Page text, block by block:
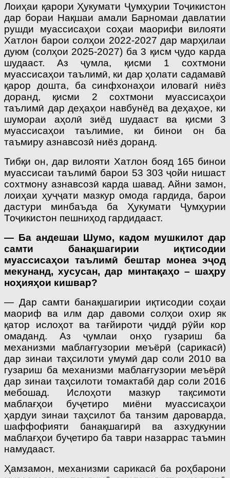
Лоиҳаи қарори Ҳукумати Ҷумҳурии Тоҷикистон
дар бораи Нақшаи амали Барномаи давлатии
рушди муассисаҳои соҳаи маорифи вилояти
Хатлон барои солҳои 2022-2027 дар марҳилаи
дуюм (солҳои 2025-2027) ба 3 қисм ҷудо карда
шудааст. Аз ҷумла, қисми 1 сохтмони
муассисаҳои таълимӣ, ки дар ҳолати садамавӣ
қарор дошта, ба синфхонаҳои иловагӣ ниёз
доранд, қисми 2 сохтмони муассисаҳои
таълимӣ дар деҳаҳои навбунёд ва деҳаҳое, ки
шумораи аҳолӣ зиёд шудааст ва қисми 3
муассисаҳои таълимие, ки бинои он ба
таъмиру азнавсозӣ ниёз доранд.
Тибқи он, дар вилояти Хатлон бояд 165 бинои
муассисаи таълимӣ барои 53 303 ҷойи нишаст
сохтмону азнавсозӣ карда шавад. Айни замон,
лоиҳаи ҳуҷҷати мазкур омода гардида, барои
дастури минбаъда ба Ҳукумати Ҷумҳурии
Тоҷикистон пешниҳод гардидааст.
— Ба андешаи Шумо, кадом мушкилот дар
самти банақшагирии иқтисодии
муассисаҳои таълимӣ бештар монеа эҷод
мекунанд, хусусан, дар минтақаҳо – шаҳру
ноҳияҳои кишвар?
— Дар самти банақшагирии иқтисодии соҳаи
маориф ва илм дар давоми солҳои охир як
қатор ислоҳот ва тағйироти ҷиддӣ рӯйи кор
омаданд. Аз ҷумлаи онҳо гузариш ба
механизми маблағгузории меъёрӣ (сарикасӣ)
дар зинаи таҳсилоти умумӣ дар соли 2010 ва
гузариш ба механизми маблағгузории меъёрӣ
дар зинаи таҳсилоти томактабӣ дар соли 2016
мебошад. Ислоҳоти мазкур тақсимоти
маблағҳои буҷетиро миёни муассисаҳои
ҳардуи зинаи таҳсилот ба танзим дароварда,
шаффофияти банақшагирӣ ва азхудкунии
маблағҳои буҷетиро ба таври назаррас таъмин
намудааст.
Ҳамзамон, механизми сарикасӣ ба роҳбарони